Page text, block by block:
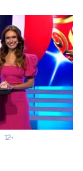
12+